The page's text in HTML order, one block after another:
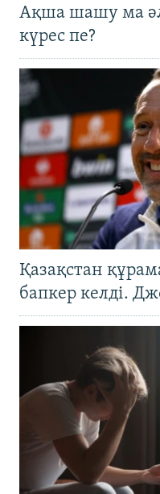
Ақша шашу ма
күрес пе?
Қазақстан
бапкер келді.